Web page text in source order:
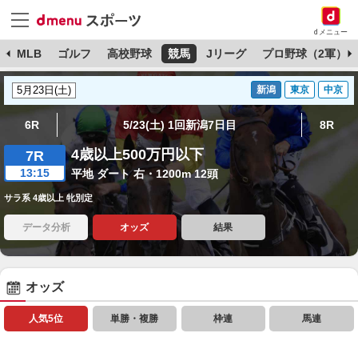
dメニュー
MLB ゴルフ 高校野球 競馬 Jリーグ プロ野球（2軍）
新潟 東京 中京
6R 5/23(土) 1回新潟7日目 8R
7R
13:15
4歳以上500万円以下
平地 ダート 右・1200m 12頭
サラ系 4歳以上 牝別定
データ分析 オッズ 結果
オッズ
人気5位 単勝・複勝 枠連 馬連